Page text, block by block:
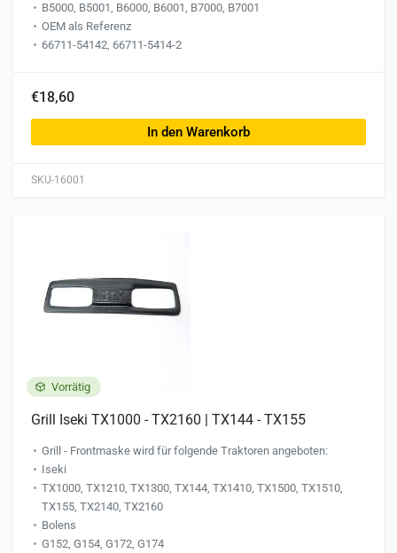
SKU-16001
B5000, B5001, B6000, B6001, B7000, B7001
OEM als Referenz
66711-54142, 66711-5414-2
€18,60
In den Warenkorb
Vorrätig
Grill Iseki TX1000 - TX2160 | TX144 - TX155
Grill - Frontmaske wird für folgende Traktoren angeboten:
Iseki
TX1000, TX1210, TX1300, TX144, TX1410, TX1500, TX1510,
TX155, TX2140, TX2160
Bolens
G152, G154, G172, G174